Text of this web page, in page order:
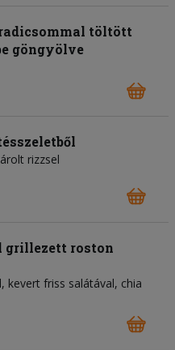
töltött
göngyölve
rizzsel
grillezett roston
kevert friss salátával, chia